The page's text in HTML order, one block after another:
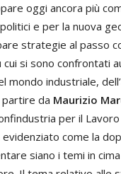
oggi ancora più
e per la nuova
strategie al passo
cui si sono confrontati
mondo industriale,
da Maurizio
per il Lavoro
evidenziato come la
siano i temi in cima